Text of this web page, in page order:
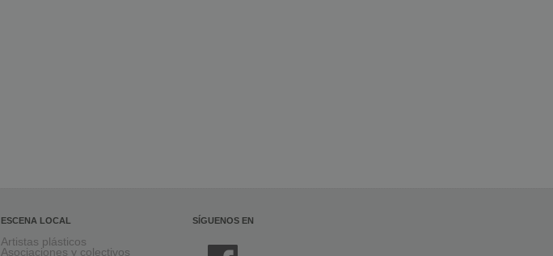
ESCENA LOCAL
Artistas plásticos
Asociaciones y colectivos
SÍGUENOS EN